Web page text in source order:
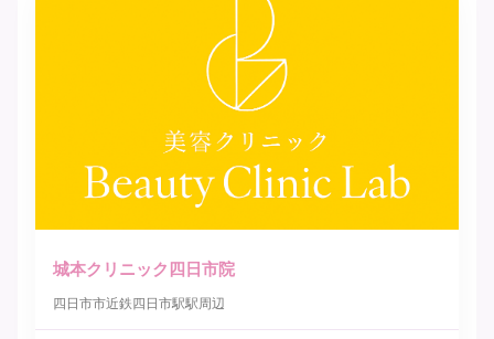
城本クリニック四日市院
四日市市近鉄四日市駅駅周辺